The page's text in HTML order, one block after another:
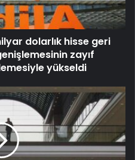
dolarlık hisse geri
zayıf
yükseldi